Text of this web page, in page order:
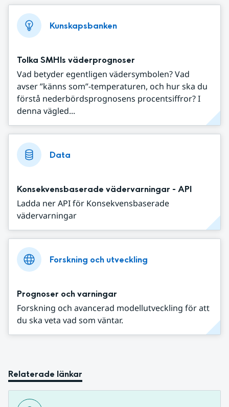
Kunskapsbanken
Tolka SMHIs väderprognoser
Vad betyder egentligen vädersymbolen? Vad
avser ”känns som”-temperaturen, och hur ska du
förstå nederbördsprognosens procentsiffror? I
denna vägled...
Data
Konsekvensbaserade vädervarningar - API
Ladda ner API för Konsekvensbaserade
vädervarningar
Forskning och utveckling
Prognoser och varningar
Forskning och avancerad modellutveckling för att
du ska veta vad som väntar.
Relaterade länkar